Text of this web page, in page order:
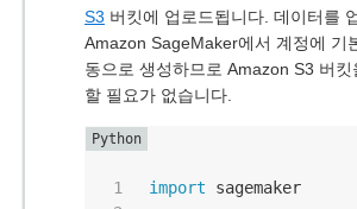
S3 버킷에 업로드됩니다. 데이터를
Amazon SageMaker에서 계정에 기
동으로 생성하므로 Amazon S3 버킷
할 필요가 없습니다.
import sagemaker